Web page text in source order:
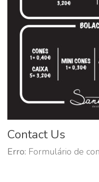
Contact Us
Erro: Formulário de